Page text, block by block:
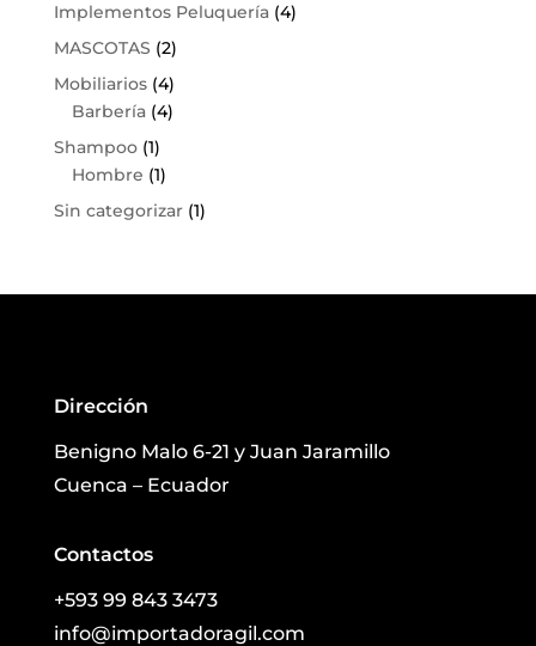
Implementos Peluquería (4)
MASCOTAS (2)
Mobiliarios (4)
Barbería (4)
Shampoo (1)
Hombre (1)
Sin categorizar (1)
Dirección
Benigno Malo 6-21 y Juan Jaramillo
Cuenca – Ecuador
Contactos
+593 99 843 3473
info@importadoragil.com